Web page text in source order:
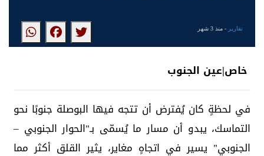
تقارير - منذ 3 شهر
خاص|عين الجنوب
في لحظةٍ كان يُفترض أن تتجه فيها البوصلة جنوبًا نحو
التماسك، يبدو أن مسار ما يُسمّى بـ"الحوار الجنوبي –
الجنوبي" يسير في اتجاهٍ مغاير، يثير القلق أكثر مما